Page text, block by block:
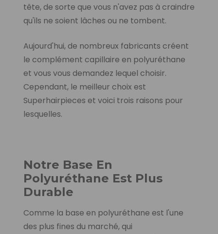
tête, de sorte que vous n'avez pas à craindre
qu'ils ne soient lâches ou ne tombent.
Aujourd'hui, de nombreux fabricants créent
le complément capillaire en polyuréthane
et vous vous demandez lequel choisir.
Cependant, le meilleur choix est
Superhairpieces et voici trois raisons pour
lesquelles.
Notre Base En
Polyuréthane Est Plus
Durable
Comme la base en polyuréthane est l'une
des plus fines du marché, qui